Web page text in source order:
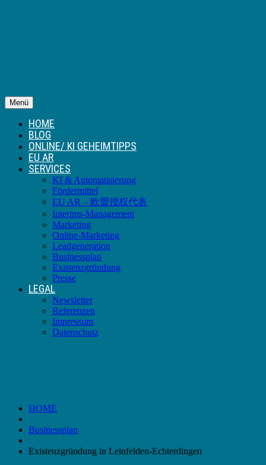
Menü
HOME
BLOG
ONLINE/ KI GEHEIMTIPPS
EU AR
SERVICES
KI & Automatisierung
Fördermittel
EU AR – 欧盟授权代表
Interims-Management
Marketing
Online-Marketing
Leadgeneration
Businessplan
Existenzgründung
Presse
LEGAL
Newsletter
Referenzen
Impressum
Datenschutz
HOME
Businessplan
Existenzgründung in Leinfelden-Echterdingen